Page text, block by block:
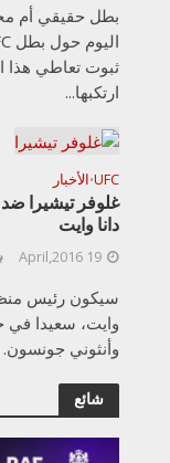
بطل حقيقي أم
ثبوت تعاطي هذا
ارتكبها...
UFC
•الأخبار
غلوفر تيشيرا
دانا وايت
19 April,2016
وايت، سعيدا في
وأنثوني جونسون.
شائع